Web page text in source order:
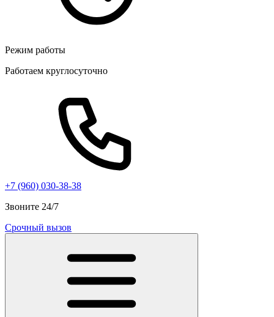
Режим работы
Работаем круглосуточно
+7 (960) 030-38-38
Звоните 24/7
Срочный вызов